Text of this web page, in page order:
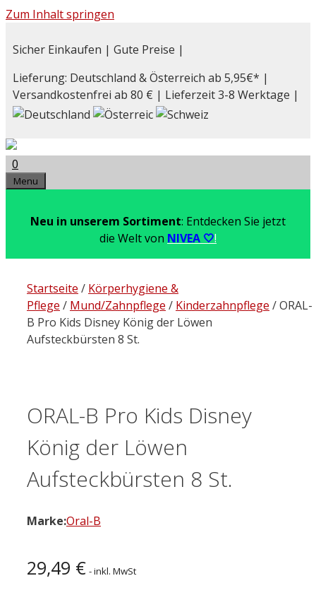
Zum Inhalt springen
Sicher Einkaufen | Gute Preise |
Lieferung: Deutschland & Österreich ab 5,95€* |
Versandkostenfrei ab 80 € | Lieferzeit 3-8 Werktage |
0
Menu
Neu in unserem Sortiment: Entdecken Sie jetzt
die Welt von NIVEA 🤍!
Startseite / Körperhygiene &
Pflege / Mund/Zahnpflege / Kinderzahnpflege / ORAL-
B Pro Kids Disney König der Löwen
Aufsteckbürsten 8 St.
ORAL-B Pro Kids Disney
König der Löwen
Aufsteckbürsten 8 St.
Marke:Oral-B
29,49 € - inkl. MwSt